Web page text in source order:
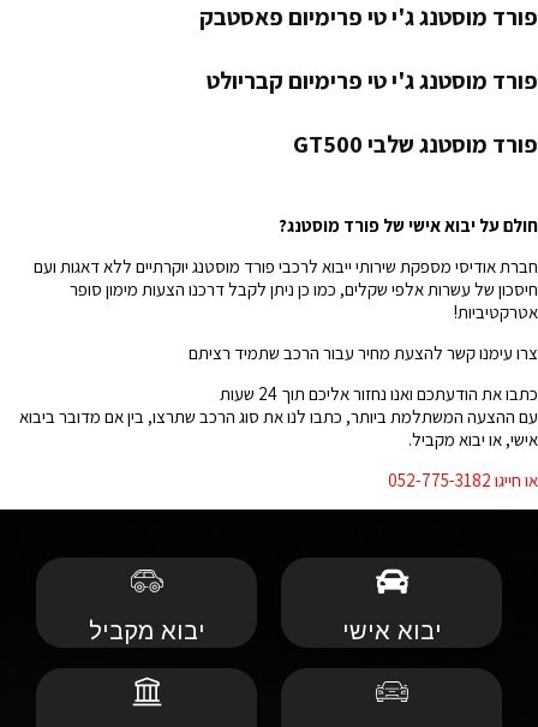
פורד מוסטנג ג'י טי פרימיום פאסטבק
פורד מוסטנג ג'י טי פרימיום קבריולט
פורד מוסטנג שלבי GT500
חולם על יבוא אישי של פורד מוסטנג?
חברת אודיסי מספקת שירותי ייבוא לרכבי פורד מוסטנג יוקרתיים ללא דאגות ועם
חיסכון של עשרות אלפי שקלים, כמו כן ניתן לקבל דרכנו הצעות מימון סופר
אטרקטיביות!
צרו עימנו קשר להצעת מחיר עבור הרכב שתמיד רציתם
כתבו את הודעתכם ואנו נחזור אליכם תוך 24 שעות
עם ההצעה המשתלמת ביותר, כתבו לנו את סוג הרכב שתרצו, בין אם מדובר ביבוא
אישי, או יבוא מקביל.
או חייגו 052-775-3182
יבוא אישי יבוא מקביל